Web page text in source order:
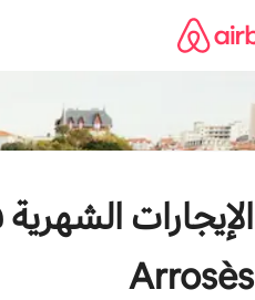
الإيجارات
Arrosès